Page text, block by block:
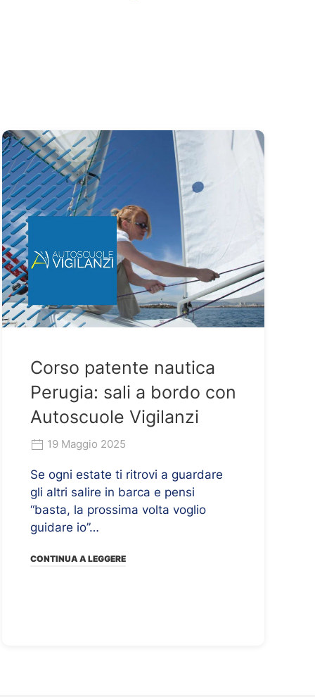
Corso patente nautica
Perugia: sali a bordo con
Autoscuole Vigilanzi
19 Maggio 2025
Se ogni estate ti ritrovi a guardare
gli altri salire in barca e pensi
“basta, la prossima volta voglio
guidare io”…
CONTINUA A LEGGERE